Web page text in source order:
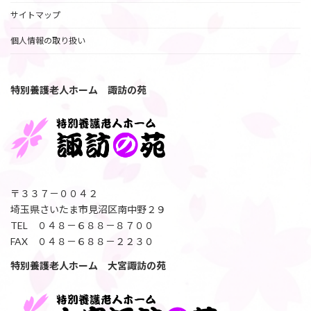
サイトマップ
個人情報の取り扱い
特別養護老人ホーム 諏訪の苑
〒３３７－００４２
埼玉県さいたま市見沼区南中野２９
TEL ０４８－６８８－８７００
FAX ０４８－６８８－２２３０
特別養護老人ホーム 大宮諏訪の苑